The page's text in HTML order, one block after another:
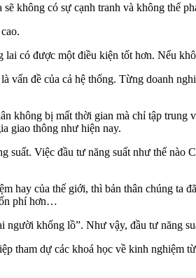
không có sự cạnh tranh và không thể
có được một điều kiện tốt hơn. Nếu
vấn đề của cả hệ thống. Từng doanh
không bị mất thời gian mà chỉ tập
giao thông như hiện nay.
suất. Việc đầu tư năng suất như thế
hay của thế giới, thì bản thân chúng ta
phí hơn…
khổng lồ”. Như vậy, đầu tư năng
tham dự các khoá học về kinh nghiệm